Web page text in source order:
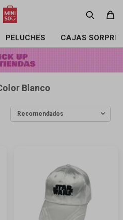
PELUCHES CAJAS
Blanco
Recomendados